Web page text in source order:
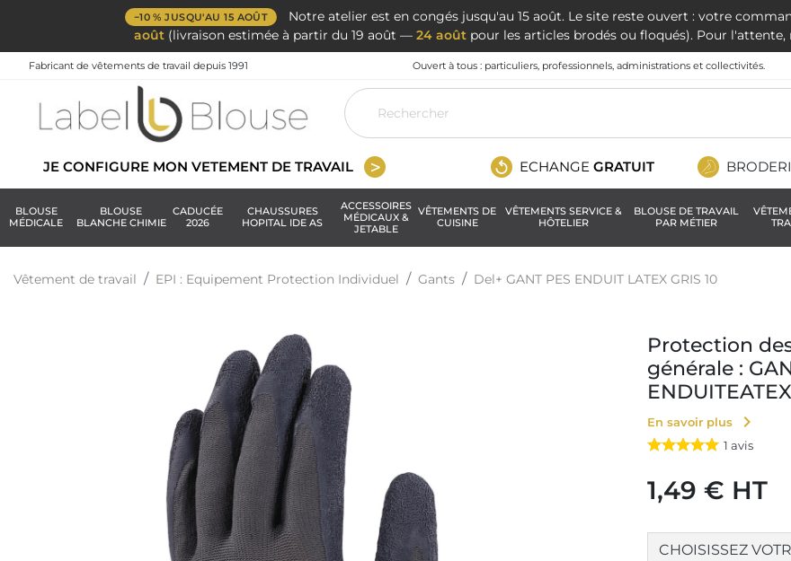
−10 % JUSQU'AU 15 AOÛT Notre atelier est en congés jusqu'au 15 août. Le site reste ouvert : votre
août (livraison estimée à partir du 19 août — 24 août pour les articles brodés ou floqués). Pour
Fabricant de vêtements de travail depuis 1991 Ouvert à tous : particuliers, professionnels, administrations et collectivités.
JE CONFIGURE MON VETEMENT DE TRAVAIL ECHANGE GRATUIT
BLOUSE
MÉDICALE
BLOUSE
BLANCHE CHIMIE
CADUCÉE
2026
CHAUSSURES
HOPITAL IDE AS
ACCESSOIRES
MÉDICAUX &
JETABLE
VÊTEMENTS DE
CUISINE
VÊTEMENTS SERVICE &
HÔTELIER
BLOUSE DE TRAVAIL
PAR MÉTIER
Vêtement de travail EPI : Equipement Protection Individuel Gants Del+ GANT PES ENDUIT LATEX GRIS 10
Protection
générale :
En savoir plus chevron_right
1 avis
1,49 € HT